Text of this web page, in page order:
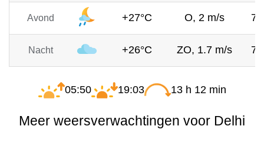
Avond +27°C O, 2 m/s
Nacht +26°C ZO, 1.7 m/s
05:50 19:03 13 h 12 min
Meer weersverwachtingen voor Delhi